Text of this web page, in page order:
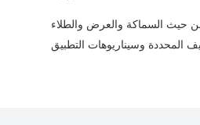
حيث السماكة والعرض والطلاء